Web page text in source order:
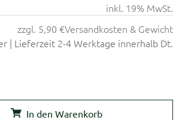
inkl. 19% MwSt.
zzgl. 5,90 €Versandkosten & Gewicht
| Lieferzeit 2-4 Werktage innerhalb Dt.
In den Warenkorb